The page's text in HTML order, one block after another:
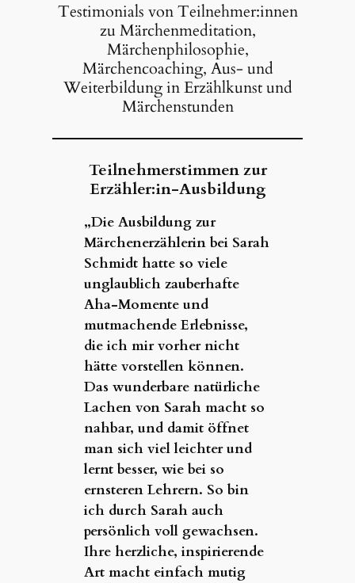
Testimonials von Teilnehmer:innen
zu Märchenmeditation,
Märchenphilosophie,
Märchencoaching, Aus- und
Weiterbildung in Erzählkunst und
Märchenstunden
Teilnehmerstimmen zur
Erzähler:in-Ausbildung
„Die Ausbildung zur
Märchenerzählerin bei Sarah
Schmidt hatte so viele
unglaublich zauberhafte
Aha-Momente und
mutmachende Erlebnisse,
die ich mir vorher nicht
hätte vorstellen können.
Das wunderbare natürliche
Lachen von Sarah macht so
nahbar, und damit öffnet
man sich viel leichter und
lernt besser, wie bei so
ernsteren Lehrern. So bin
ich durch Sarah auch
persönlich voll gewachsen.
Ihre herzliche, inspirierende
Art macht einfach mutig